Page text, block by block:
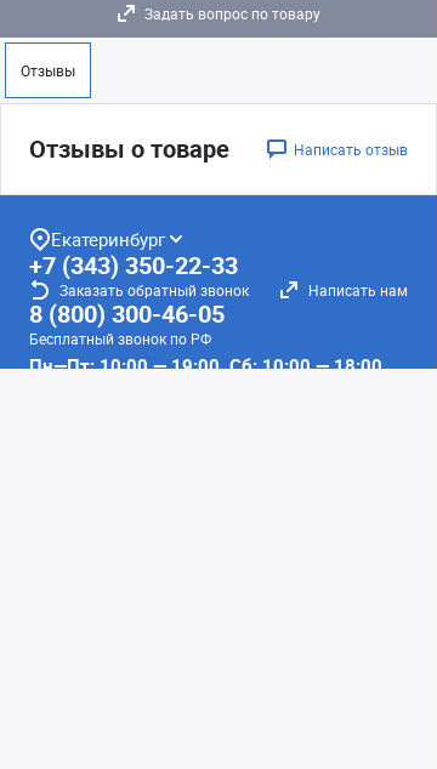
Задать вопрос по товару
Отзывы
Отзывы о товаре Написать отзыв
Екатеринбург
+7 (343) 350-22-33
Заказать обратный звонок Написать нам
8 (800) 300-46-05
Бесплатный звонок по РФ
Пн—Пт: 10:00 — 19:00. Сб: 10:00 — 18:00